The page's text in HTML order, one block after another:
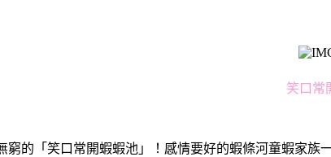
笑口常
窮的「笑口常開蝦蝦池」！感情要好的蝦條河童蝦家族